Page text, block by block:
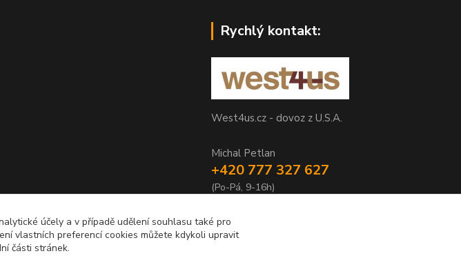
Rychlý kontakt:
West4us.cz - dovoz z U.S.A.
Michal Petlan
+420 777 327 627
(Po-Pá, 9-16h)
účely a v případě udělení souhlasu také pro
vlastních preferencí cookies můžete kdykoli upravit
části stránek.